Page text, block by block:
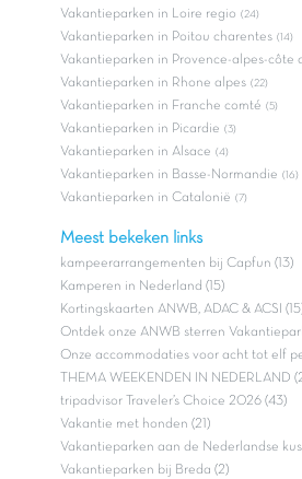
Vakantieparken in Loire regio (24)
Vakantieparken in Poitou charentes (14)
Vakantieparken in Provence-alpes-côte
Vakantieparken in Rhone alpes (22)
Vakantieparken in Franche comté (5)
Vakantieparken in Picardie (3)
Vakantieparken in Alsace (4)
Vakantieparken in Basse-Normandie (16)
Vakantieparken in Catalonië (7)
Meest bekeken links
kampeerarrangementen bij Capfun (13)
Kamperen in Nederland (15)
Kortingskaarten ANWB, ADAC & ACSI
Ontdek onze ANWB sterren
Onze accommodaties voor acht tot elf
THEMA WEEKENDEN IN NEDERLAND
tripadvisor Traveler’s Choice 2026 (43)
Vakantie met honden (21)
Vakantieparken aan de Nederlandse
Vakantieparken bij Breda (2)